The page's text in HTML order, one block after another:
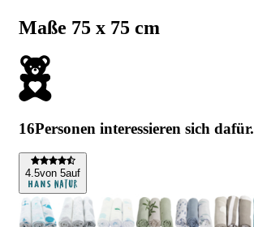
Maße 75 x 75 cm
16Personen interessieren sich dafür.
4.5von 5auf